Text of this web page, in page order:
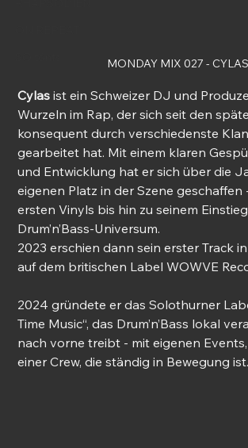
MONDAY MIX 027 - CYLAS
Cylas ist ein Schweizer DJ und
Wurzeln im Rap, der sich seit den
konsequent durch verschiedenste
gearbeitet hat. Mit einem klaren
und Entwicklung hat er sich über die
eigenen Platz in der Szene geschaffen
ersten Vinyls bis hin zu seinem
Drum’n’Bass-Universum.
2023 erschien dann sein erster Track
auf dem britischen Label WOWVE
2024 gründete er das Solothurner
Time Music“, das Drum’n’Bass lokal
nach vorne treibt - mit eigenen
einer Crew, die ständig in Bewegung ist.